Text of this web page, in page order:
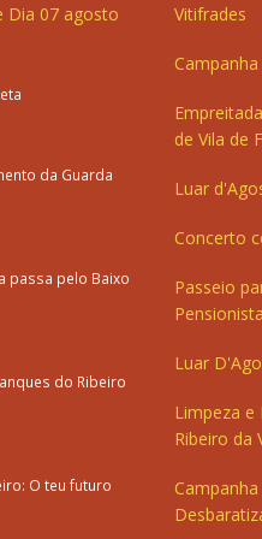
Dia 07 agosto
da Guarda
passa pelo Baixo
do Ribeiro
O teu futuro
Vitifrades
de Vila de
Luar
Concerto
Passeio
Luar
Limpeza e
Ribeiro da